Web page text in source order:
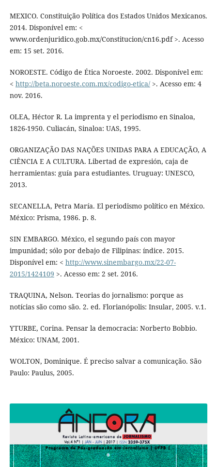
MEXICO. Constituição Política dos Estados Unidos Mexicanos.
2014. Disponível em: <
www.ordenjuridico.gob.mx/Constitucion/cn16.pdf >. Acesso
em: 15 set. 2016.
NOROESTE. Código de Ética Noroeste. 2002. Disponível em:
< http://beta.noroeste.com.mx/codigo-etica/>. Acesso em: 4
nov. 2016.
OLEA, Héctor R. La imprenta y el periodismo en Sinaloa,
1826-1950. Culiacán, Sinaloa: UAS, 1995.
ORGANIZAÇÃO DAS NAÇÕES UNIDAS PARA A EDUCAÇÃO, A
CIÊNCIA E A CULTURA. Libertad de expresión, caja de
herramientas: guía para estudiantes. Uruguay: UNESCO,
2013.
SECANELLA, Petra María. El periodismo político en México.
México: Prisma, 1986. p. 8.
SIN EMBARGO. México, el segundo país con mayor
impunidad; sólo por debajo de Filipinas: índice. 2015.
Disponível em: < http://www.sinembargo.mx/22-07-
2015/1424109 >. Acesso em: 2 set. 2016.
TRAQUINA, Nelson. Teorias do jornalismo: porque as
notícias são como são. 2. ed. Florianópolis: Insular, 2005. v.1.
YTURBE, Corina. Pensar la democracia: Norberto Bobbio.
México: UNAM, 2001.
WOLTON, Dominique. É preciso salvar a comunicação. São
Paulo: Paulus, 2005.